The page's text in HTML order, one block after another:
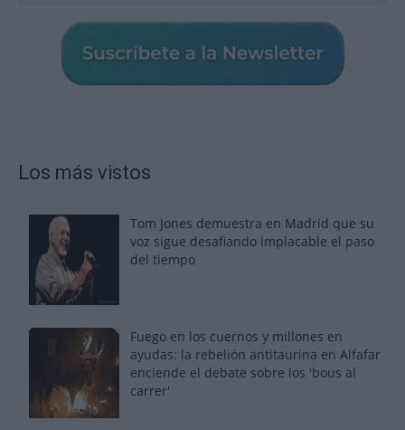
Los más vistos
Tom Jones demuestra en Madrid que su
voz sigue desafiando implacable el paso
del tiempo
Fuego en los cuernos y millones en
ayudas: la rebelión antitaurina en Alfafar
enciende el debate sobre los 'bous al
carrer'